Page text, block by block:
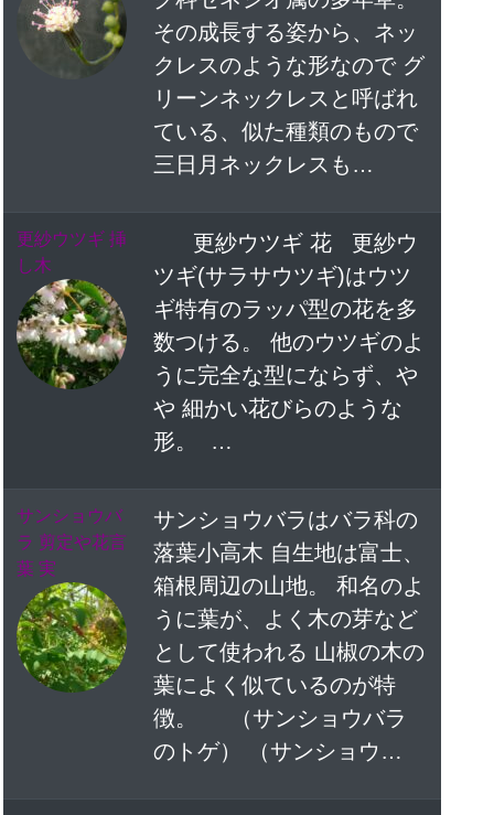
その成長する姿から、ネッ
クレスのような形なので グ
リーンネックレスと呼ばれ
ている、似た種類のもので
三日月ネックレスも…
更紗ウツギ 挿
し木
更紗ウツギ 花 更紗ウ
ツギ(サラサウツギ)はウツ
ギ特有のラッパ型の花を多
数つける。 他のウツギのよ
うに完全な型にならず、や
や 細かい花びらのような
形。 …
サンショウバ
ラ 剪定や花言
葉 実
サンショウバラはバラ科の
落葉小高木 自生地は富士、
箱根周辺の山地。 和名のよ
うに葉が、よく木の芽など
として使われる 山椒の木の
葉によく似ているのが特
徴。 （サンショウバラ
のトゲ） （サンショウ…